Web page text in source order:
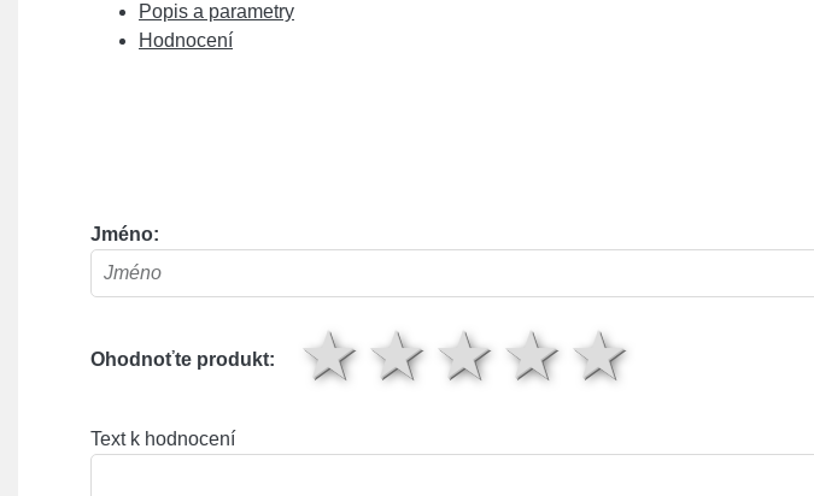
Popis a parametry
Hodnocení
Jméno:
Ohodnoťte produkt: 4 hvězdy
3 hvězdy
2 hvězdy
1 hvězda
Text k hodnocení